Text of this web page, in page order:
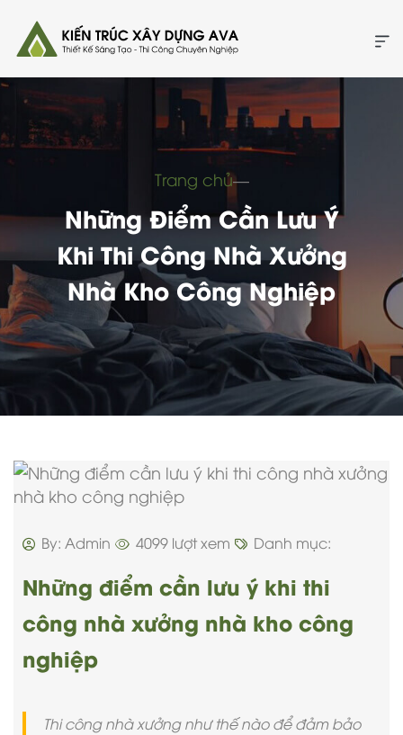
Trang chủ―
Những Điểm Cần Lưu Ý
Khi Thi Công Nhà Xưởng
Nhà Kho Công Nghiệp
By: Admin 4099 lượt xem Danh mục:
Những điểm cần lưu ý khi thi
công nhà xưởng nhà kho công
nghiệp
Thi công nhà xưởng như thế nào để đảm bảo